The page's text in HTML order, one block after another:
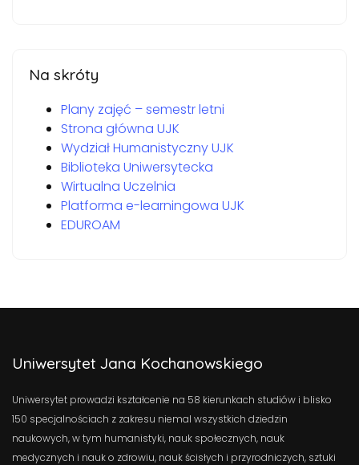
Na skróty
Plany zajęć – semestr letni
Strona główna UJK
Wydział Humanistyczny UJK
Biblioteka Uniwersytecka
Wirtualna Uczelnia
Platforma e-learningowa UJK
EDUROAM
Uniwersytet Jana Kochanowskiego
Uniwersytet prowadzi kształcenie na 58 kierunkach studiów i blisko
150 specjalnościach z zakresu niemal wszystkich dziedzin
naukowych, w tym humanistyki, nauk społecznych, nauk
medycznych i nauk o zdrowiu, nauk ścisłych i przyrodniczych, sztuki